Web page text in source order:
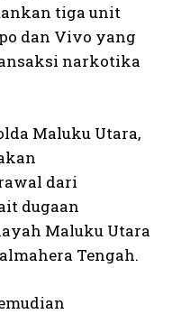
tiga unit
dan Vivo yang
narkotika
Maluku Utara,
dari
dugaan
Maluku Utara
Tengah.